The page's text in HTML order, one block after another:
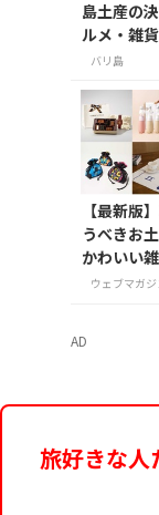
島土産の
ルメ・雑
のおすすめ
バリ島
【最新版
うべきお
かわいい
コスメを紹
ウェブマガジ
AD
旅好きな人